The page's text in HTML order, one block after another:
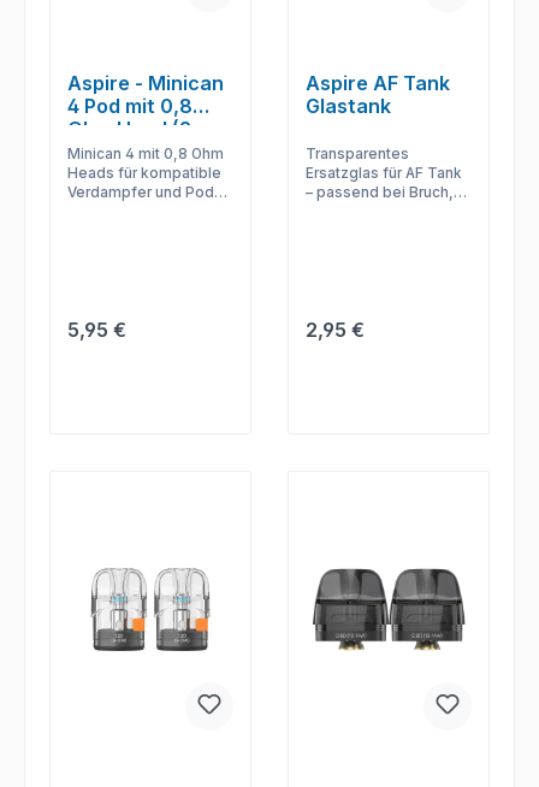
Aspire - Minican
4 Pod mit 0,8
Ohm Head (2
Stück pro
Packung)
Minican 4 mit 0,8 Ohm
Heads für kompatible
Verdampfer und Pods
Regulärer Preis:
5,95 €
Aspire AF Tank
Glastank
Transparentes
Ersatzglas für AF Tank
– passend bei Bruch,
Regulärer Preis:
2,95 €